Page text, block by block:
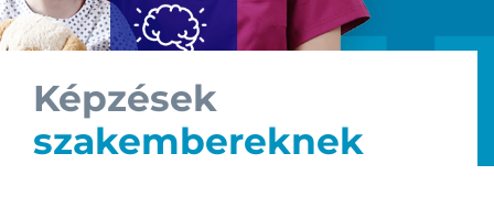
Képzések
szakembereknek